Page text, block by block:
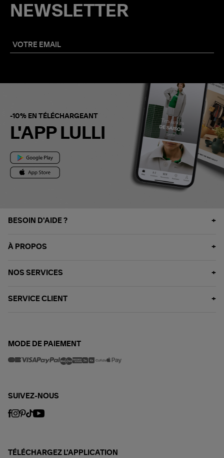
NEWSLETTER
-10% EN TÉLÉCHARGEANT
L'APP LULLI
BESOIN D'AIDE ?
À PROPOS
NOS SERVICES
SERVICE CLIENT
MODE DE PAIEMENT
SUIVEZ-NOUS
TÉLÉCHARGEZ L'APPLICATION